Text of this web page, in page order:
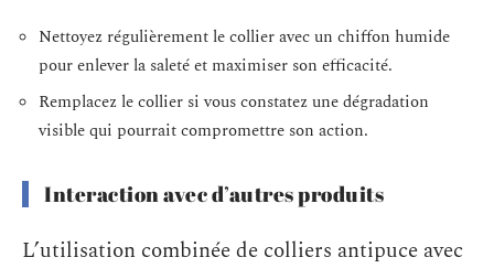
Nettoyez régulièrement le collier avec un chiffon humide
pour enlever la saleté et maximiser son efficacité.
Remplacez le collier si vous constatez une dégradation
visible qui pourrait compromettre son action.
Interaction avec d’autres produits
L’utilisation combinée de colliers antipuce avec